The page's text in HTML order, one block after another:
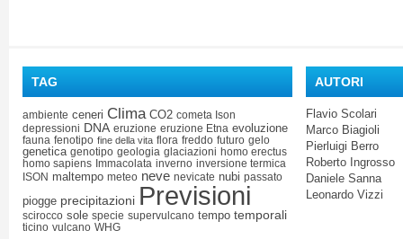
TAG
ambiente ceneri Clima CO2 cometa Ison
depressioni DNA eruzione eruzione Etna evoluzione
fauna fenotipo fine della vita flora freddo futuro gelo
genetica genotipo geologia glaciazioni homo erectus
homo sapiens Immacolata inverno inversione termica
ISON maltempo meteo neve nevicate nubi passato
piogge precipitazioni Previsioni
scirocco sole specie supervulcano tempo temporali
ticino vulcano WHG
AUTORI
Flavio Scolari
Marco Biagioli
Pierluigi Berro
Roberto Ingrosso
Daniele Sanna
Leonardo Vizzi